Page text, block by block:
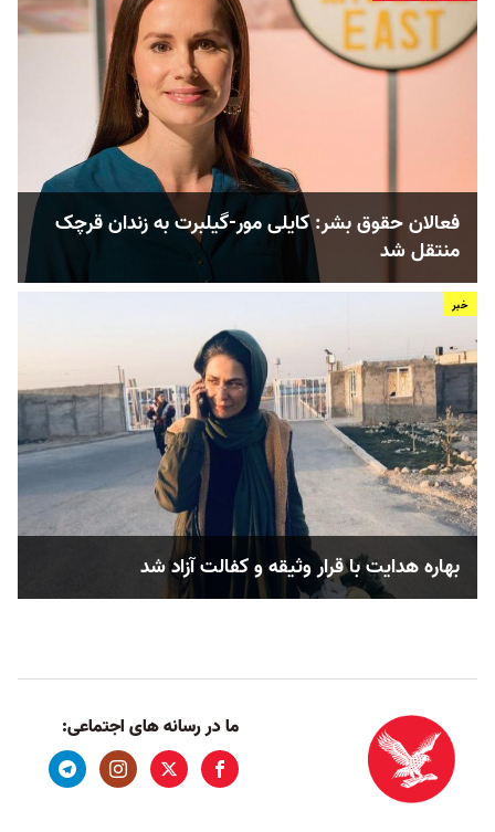
فعالان حقوق بشر: کایلی مور-گیلبرت به زندان قرچک
منتقل شد
خبر
بهاره هدایت با قرار وثیقه و کفالت آزاد شد
ما در رسانه های اجتماعی: